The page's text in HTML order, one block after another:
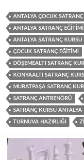
ANTALYA ÇOCUK SATRANÇ
ANTALYA SATRANÇ EĞITIMI
ANTALYA SATRANÇ KURSU
ÇOCUK SATRANÇ EĞITIMI
DÖŞEMEALTI SATRANÇ
KONYAALTI SATRANÇ
MURATPAŞA SATRANÇ
SATRANÇ ANTRENÖRÜ
SATRANÇ KURSU ANTALYA
TURNUVA HAZIRLIĞI